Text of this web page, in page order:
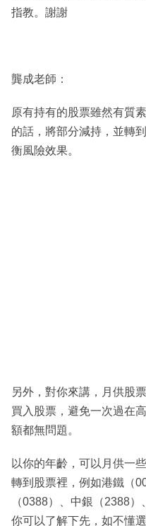
指教。謝謝
龔成老師：
原有持有的股票雖然有質
的話，將部分減持，並轉
衡風險效果。
另外，對你來講，月供股
買入股票，避免一次過在
額都無問題。
以你的年齡，可以月供一
轉到股票裡，例如港鐵（
（0388）、中銀（2388
你可以了解下先，如不懂